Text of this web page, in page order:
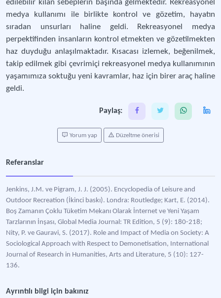
edilebilir kılan sebeplerin başında gelmektedir. Rekreasyonel
medya kullanımı ile birlikte kontrol ve gözetim, hayatın
sıradan unsurları haline geldi. Rekreasyonel medya
perpektifinden insanların kontrol etmekten ve gözetilmekten
haz duyduğu anlaşılmaktadır. Kısacası izlemek, beğenilmek,
takip edilmek gibi çevrimiçi rekreasyonel medya kullanımının
yaşamımıza soktuğu yeni kavramlar, haz için birer araç haline
geldi.
Paylaş:
Yorum yap Düzeltme önerisi
Referanslar
Jenkins, J.M. ve Pigram, J. J. (2005). Encyclopedia of Leisure and
Outdoor Recreation (İkinci baskı). Londra: Routledge; Kart, E. (2014).
Boş Zamanın Çoklu Tüketim Mekanı Olarak İnternet ve Yeni Yaşam
Tarzlarının İnşası, Global Media Journal: TR Edition, 5 (9): 180-218;
Nity, P. ve Gauravi, S. (2017). Role and Impact of Media on Society: A
Sociological Approach with Respect to Demonetisation, International
Journal of Research in Humanities, Arts and Literature, 5 (10): 127-
136.
Ayrıntılı bilgi için bakınız